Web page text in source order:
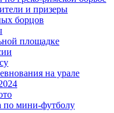
и призеры
борцов
площадке
на урале
по мини-футболу